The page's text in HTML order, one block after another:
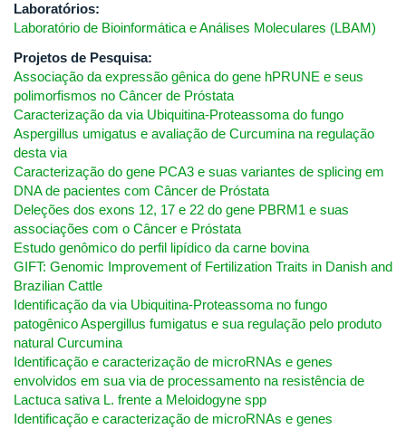
Laboratórios:
Laboratório de Bioinformática e Análises Moleculares (LBAM)
Projetos de Pesquisa:
Associação da expressão gênica do gene hPRUNE e seus
polimorfismos no Câncer de Próstata
Caracterização da via Ubiquitina-Proteassoma do fungo
Aspergillus umigatus e avaliação de Curcumina na regulação
desta via
Caracterização do gene PCA3 e suas variantes de splicing em
DNA de pacientes com Câncer de Próstata
Deleções dos exons 12, 17 e 22 do gene PBRM1 e suas
associações com o Câncer e Próstata
Estudo genômico do perfil lipídico da carne bovina
GIFT: Genomic Improvement of Fertilization Traits in Danish and
Brazilian Cattle
Identificação da via Ubiquitina-Proteassoma no fungo
patogênico Aspergillus fumigatus e sua regulação pelo produto
natural Curcumina
Identificação e caracterização de microRNAs e genes
envolvidos em sua via de processamento na resistência de
Lactuca sativa L. frente a Meloidogyne spp
Identificação e caracterização de microRNAs e genes